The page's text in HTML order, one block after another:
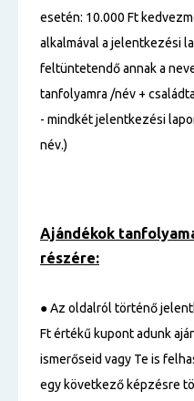
esetén: 10.000 Ft
alkalmával a jelentkezési
feltüntetendő annak a
tanfolyamra /név +
- mindkét jelentkezési
név.)
Ajándékok
részére:
● Az oldalról történő
Ft értékű kupont adunk
ismerőseid vagy Te is
egy következő képzésre